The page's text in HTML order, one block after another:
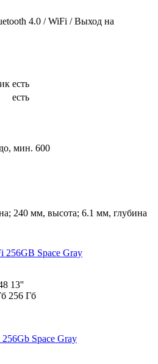
4.0 / WiFi / Выход на
есть
есть
мин. 600
240 мм, высота; 6.1 мм, глубина
256GB Space Gray
13''
256 Гб
Space Gray